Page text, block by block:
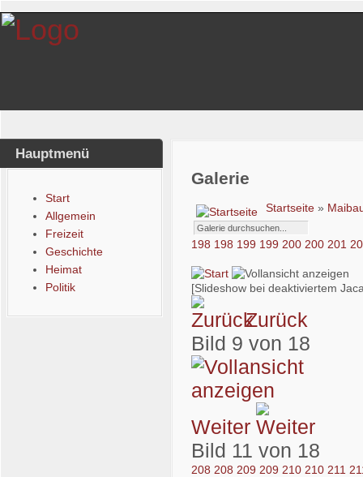
Hauptmenü
Start
Allgemein
Freizeit
Geschichte
Heimat
Politik
Galerie
Startseite »
198 198 199 199 200 200 201
[Slideshow bei deaktiviertem
Zurück
Bild 9 von 18
Weiter
Bild 11 von 18
208 208 209 209 210 210 211